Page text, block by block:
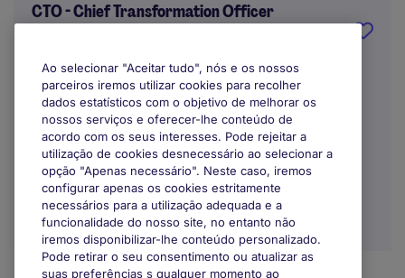
CTO - Chief Transformation Officer
Porto
Indefinido
EUR60.000 - EUR80.000 por ano
Trabalho Remoto / Híbrido
Ao selecionar "Aceitar tudo", nós e os nossos
parceiros iremos utilizar cookies para recolher
dados estatísticos com o objetivo de melhorar os
nossos serviços e oferecer-lhe conteúdo de
acordo com os seus interesses. Pode rejeitar a
utilização de cookies desnecessário ao selecionar a
opção "Apenas necessário". Neste caso, iremos
configurar apenas os cookies estritamente
necessários para a utilização adequada e a
funcionalidade do nosso site, no entanto não
iremos disponibilizar-lhe conteúdo personalizado.
Pode retirar o seu consentimento ou atualizar as
suas preferências s qualquer momento ao